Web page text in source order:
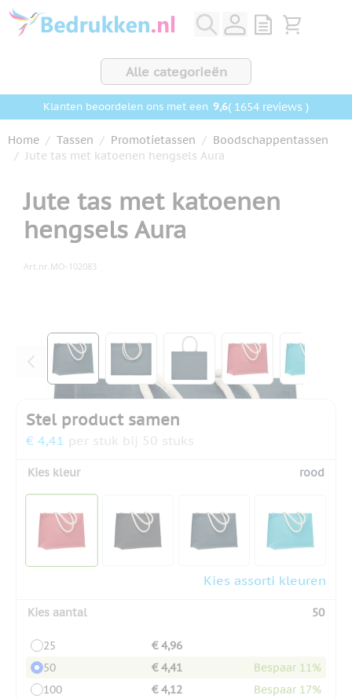
Ga naar de inhoud
View quote,
Bekijk
Alle categorieën
Klanten beoordelen ons met een 9,6( 1654 reviews )
Home / Tassen / Promotietassen / Boodschappentassen
/ Jute tas met katoenen hengsels Aura
Jute tas met katoenen
hengsels Aura
Art.nr. MO-102083
View larger imageView larger imageView larger image
View larger
Stel product samen
€ 4,41 per stuk bij 50 stuks
Kies kleur rood
Kies assorti kleuren
Kies aantal 50
25
€ 4,96
50
€ 4,41
Bespaar 11%
100
€ 4,12
Bespaar 17%